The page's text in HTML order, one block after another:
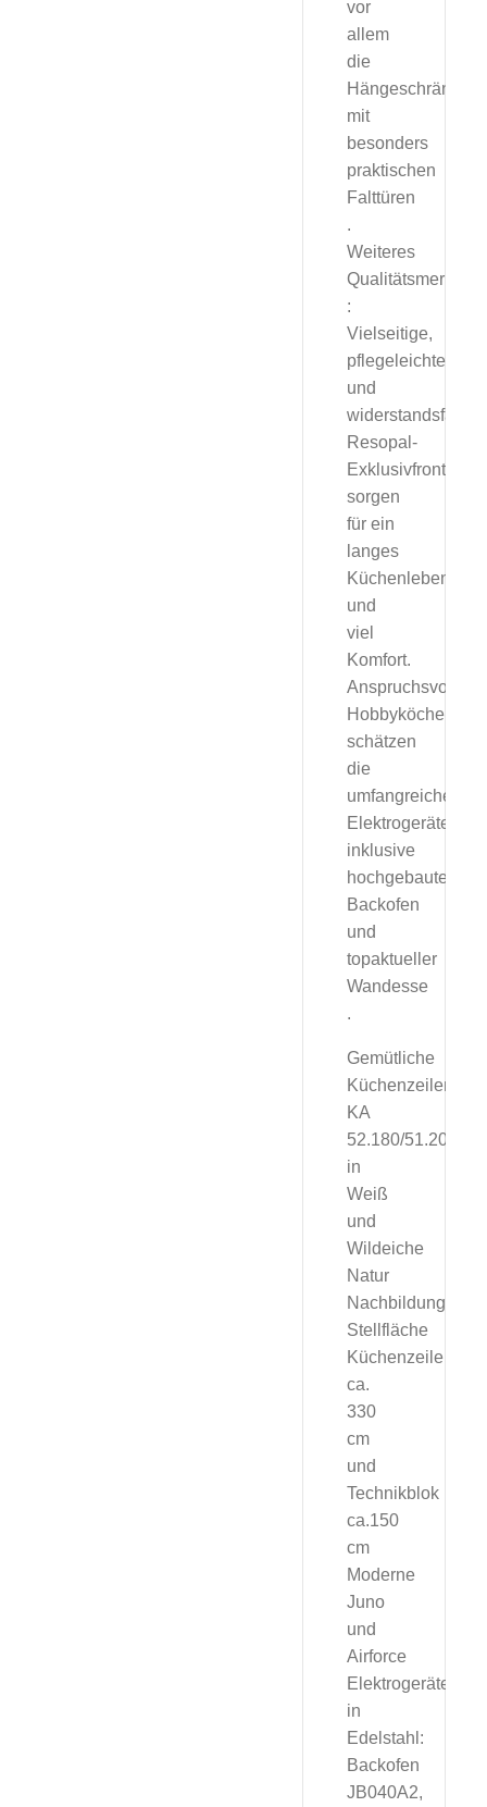
vor
allem
die
Hängeschränke
mit
besonders
praktischen
Falttüren
.
Weiteres
Qualitätsmerkmal
:
Vielseitige,
pflegeleichte
und
widerstandsfähige
Resopal-
Exklusivfronten
sorgen
für ein
langes
Küchenleben
und
viel
Komfort.
Anspruchsvolle
Hobbyköche
schätzen
die
umfangreiche
inklusive
hochgebautem
Backofen
und
topaktueller
Wandesse
.
Gemütliche
Küchenzeilen
KA
52.180/51.200
in
Weiß
und
Wildeiche
Natur
Nachbildung
Stellfläche
Küchenzeile
ca.
330
cm
und
Technikblok
ca.150
cm
Moderne
Juno
und
Airforce
Elektrogeräte
in
Edelstahl:
Backofen
JB040A2,